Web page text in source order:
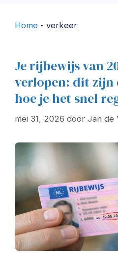
Home - verkeer
Je rijbewijs van
verlopen: dit zijn
hoe je het snel
mei 31, 2026 door Jan de